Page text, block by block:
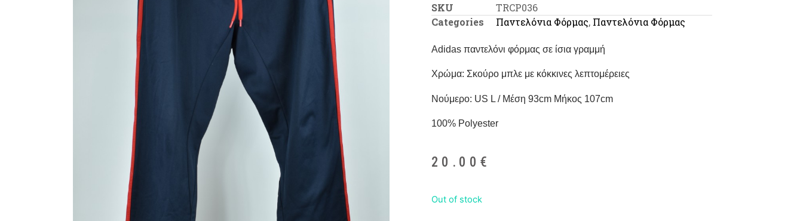
SKU
TRCP036
Categories
Παντελόνια Φόρμας, Παντελόνια Φόρμας
Adidas παντελόνι φόρμας σε ίσια γραμμή
Χρώμα: Σκούρο μπλε με κόκκινες λεπτομέρειες
Νούμερο: US L / Μέση 93cm Μήκος 107cm
100% Polyester
20.00 €
Out of stock